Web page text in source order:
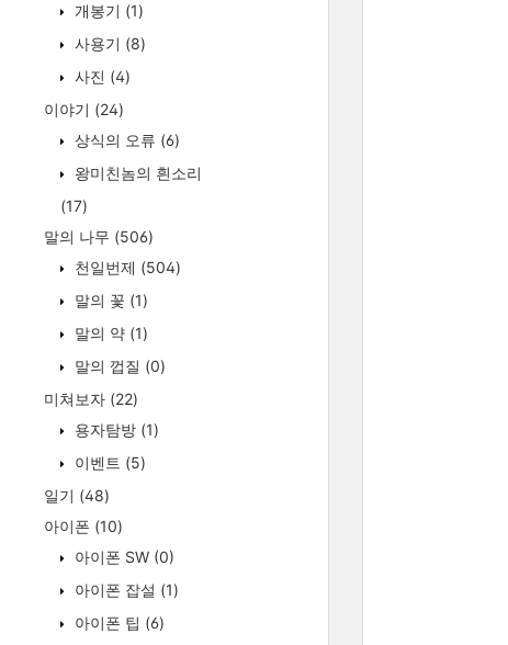
개봉기 (1)
사용기 (8)
사진 (4)
이야기 (24)
상식의 오류 (6)
왕미친놈의 흰소리
(17)
말의 나무 (506)
천일번제 (504)
말의 꽃 (1)
말의 약 (1)
말의 껍질 (0)
미쳐보자 (22)
용자탐방 (1)
이벤트 (5)
일기 (48)
아이폰 (10)
아이폰 SW (0)
아이폰 잡설 (1)
아이폰 팁 (6)